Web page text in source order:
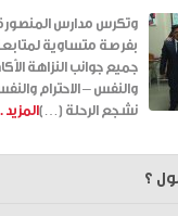
وتكرس مدارس المنصورة
بفرصة متساوية
جميع جوانب النزاهة
والنفس – الاحترام
نشجع الرحلة […]المزيد
؟